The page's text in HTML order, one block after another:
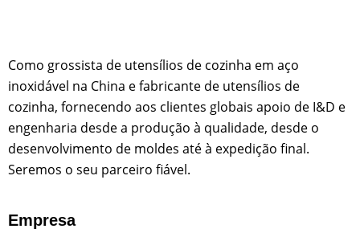
Como grossista de utensílios de cozinha em aço
inoxidável na China e fabricante de utensílios de
cozinha, fornecendo aos clientes globais apoio de I&D e
engenharia desde a produção à qualidade, desde o
desenvolvimento de moldes até à expedição final.
Seremos o seu parceiro fiável.
Empresa